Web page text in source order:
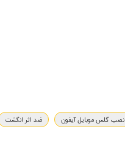
نصب گلس موبایل آیفون ضد اثر انگشت